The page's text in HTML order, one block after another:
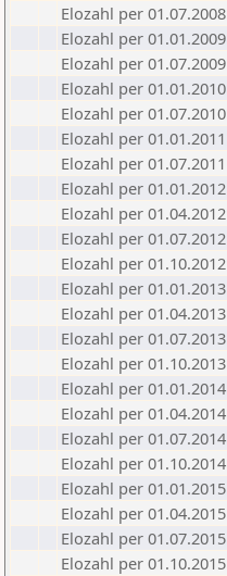
Elozahl per 01.07.2008
Elozahl per 01.01.2009
Elozahl per 01.07.2009
Elozahl per 01.01.2010
Elozahl per 01.07.2010
Elozahl per 01.01.2011
Elozahl per 01.07.2011
Elozahl per 01.01.2012
Elozahl per 01.04.2012
Elozahl per 01.07.2012
Elozahl per 01.10.2012
Elozahl per 01.01.2013
Elozahl per 01.04.2013
Elozahl per 01.07.2013
Elozahl per 01.10.2013
Elozahl per 01.01.2014
Elozahl per 01.04.2014
Elozahl per 01.07.2014
Elozahl per 01.10.2014
Elozahl per 01.01.2015
Elozahl per 01.04.2015
Elozahl per 01.07.2015
Elozahl per 01.10.2015